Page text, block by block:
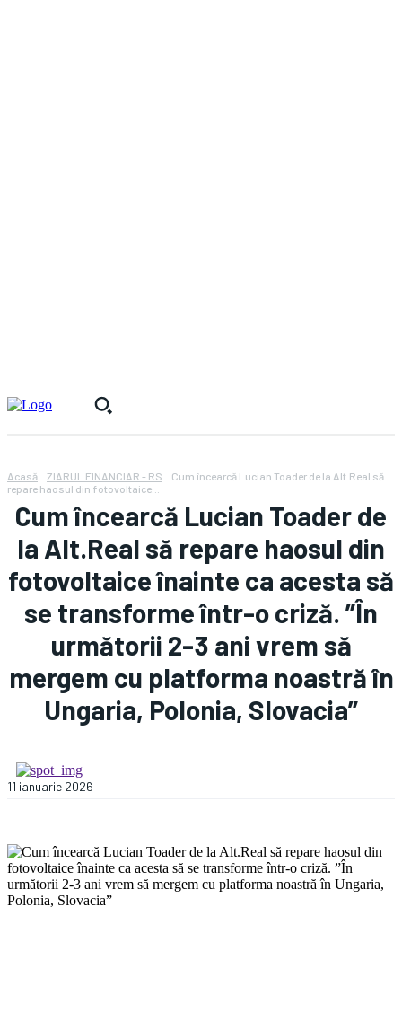
Acasă ZIARUL FINANCIAR - RS
Cum încearcă Lucian Toader de la Alt.Real să
repare haosul din fotovoltaice...
Cum încearcă Lucian Toader de
la Alt.Real să repare haosul din
fotovoltaice înainte ca acesta să
se transforme într-o criză. ”În
următorii 2-3 ani vrem să
mergem cu platforma noastră în
Ungaria, Polonia, Slovacia”
11 ianuarie 2026